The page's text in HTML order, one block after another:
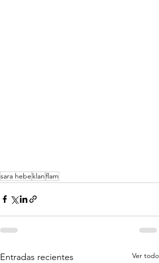
sara hebe klanflam
Entradas recientes Ver todo